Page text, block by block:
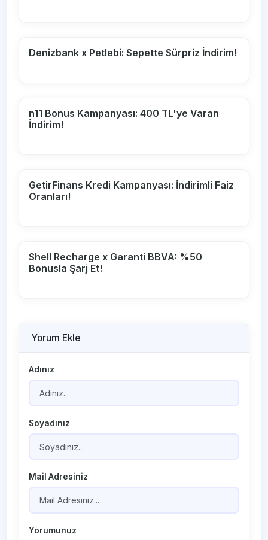
Denizbank x Petlebi: Sepette Sürpriz İndirim!
n11 Bonus Kampanyası: 400 TL'ye Varan
İndirim!
GetirFinans Kredi Kampanyası: İndirimli Faiz
Oranları!
Shell Recharge x Garanti BBVA: %50
Bonusla Şarj Et!
Yorum Ekle
Adınız
Soyadınız
Mail Adresiniz
Yorumunuz